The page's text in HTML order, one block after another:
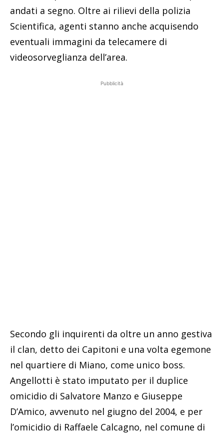
andati a segno. Oltre ai rilievi della polizia
Scientifica, agenti stanno anche acquisendo
eventuali immagini da telecamere di
videosorveglianza dell’area.
Pubblicità
Secondo gli inquirenti da oltre un anno gestiva
il clan, detto dei Capitoni e una volta egemone
nel quartiere di Miano, come unico boss.
Angellotti è stato imputato per il duplice
omicidio di Salvatore Manzo e Giuseppe
D’Amico, avvenuto nel giugno del 2004, e per
l’omicidio di Raffaele Calcagno, nel comune di